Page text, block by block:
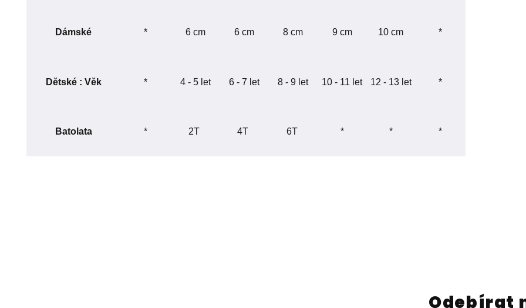
Dámské * 6 cm 6 cm 8 cm 9 cm 10 cm *
Dětské : Věk * 4 - 5 let 6 - 7 let 8 - 9 let 10 - 11 let 12 - 13 let *
Batolata * 2T 4T 6T * * *
Odebírat